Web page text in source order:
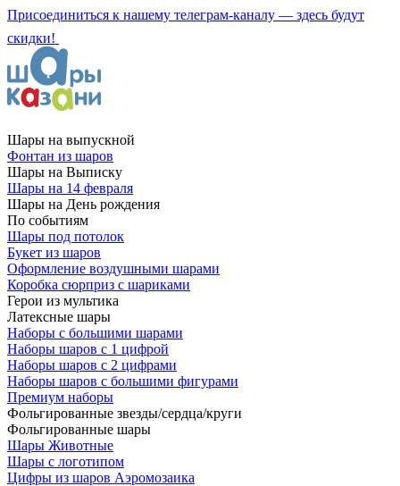
Присоединиться к нашему телеграм-каналу — здесь будут
скидки!
Шары на выпускной
Фонтан из шаров
Шары на Выписку
Шары на 14 февраля
Шары на День рождения
По событиям
Шары под потолок
Букет из шаров
Оформление воздушными шарами
Коробка сюрприз с шариками
Герои из мультика
Латексные шары
Наборы с большими шарами
Наборы шаров с 1 цифрой
Наборы шаров с 2 цифрами
Наборы шаров с большими фигурами
Премиум наборы
Фольгированные звезды/сердца/круги
Фольгированные шары
Шары Животные
Шары с логотипом
Цифры из шаров Аэромозаика